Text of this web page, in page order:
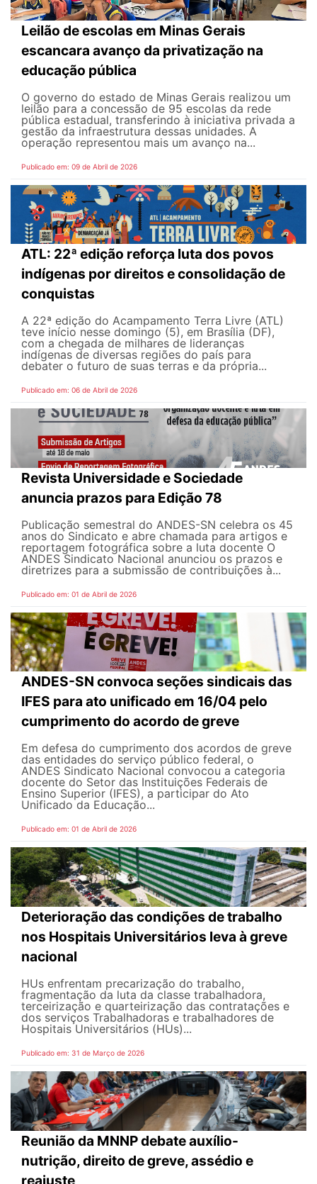
Leilão de escolas em Minas Gerais
escancara avanço da privatização na
educação pública
O governo do estado de Minas Gerais realizou um
leilão para a concessão de 95 escolas da rede
pública estadual, transferindo à iniciativa privada a
gestão da infraestrutura dessas unidades. A
operação representou mais um avanço na...
Publicado em: 09 de Abril de 2026
ATL: 22ª edição reforça luta dos povos
indígenas por direitos e consolidação de
conquistas
A 22ª edição do Acampamento Terra Livre (ATL)
teve início nesse domingo (5), em Brasília (DF),
com a chegada de milhares de lideranças
indígenas de diversas regiões do país para
debater o futuro de suas terras e da própria...
Publicado em: 06 de Abril de 2026
Revista Universidade e Sociedade
anuncia prazos para Edição 78
Publicação semestral do ANDES-SN celebra os 45
anos do Sindicato e abre chamada para artigos e
reportagem fotográfica sobre a luta docente O
ANDES Sindicato Nacional anunciou os prazos e
diretrizes para a submissão de contribuições à...
Publicado em: 01 de Abril de 2026
ANDES-SN convoca seções sindicais das
IFES para ato unificado em 16/04 pelo
cumprimento do acordo de greve
Em defesa do cumprimento dos acordos de greve
das entidades do serviço público federal, o
ANDES Sindicato Nacional convocou a categoria
docente do Setor das Instituições Federais de
Ensino Superior (IFES), a participar do Ato
Unificado da Educação...
Publicado em: 01 de Abril de 2026
Deterioração das condições de trabalho
nos Hospitais Universitários leva à greve
nacional
HUs enfrentam precarização do trabalho,
fragmentação da luta da classe trabalhadora,
terceirização e quarteirização das contratações e
dos serviços Trabalhadoras e trabalhadores de
Hospitais Universitários (HUs)...
Publicado em: 31 de Março de 2026
Reunião da MNNP debate auxílio-
nutrição, direito de greve, assédio e
reajuste